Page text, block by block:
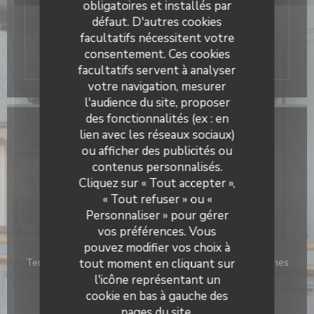
obligatoires et installés par
défaut. D'autres cookies
facultatifs nécessitent votre
consentement. Ces cookies
facultatifs servent à analyser
votre navigation, mesurer
l'audience du site, proposer
des fonctionnalités (ex : en
lien avec les réseaux sociaux)
ou afficher des publicités ou
contenus personnalisés.
Cliquez sur « Tout accepter »,
« Tout refuser » ou «
Personnaliser » pour gérer
vos préférences. Vous
pouvez modifier vos choix à
tout moment en cliquant sur
l'icône représentant un
cookie en bas à gauche des
de Décathlon campus, et à proximité du
stade Pierre Mauroy et d’Auchan
Également à 10 minutes de Lille en voiture,
nous disposons d’un grand parking.
Infos pratiques
Cuisine
Française, Produits frais, Fait maison, Traditionnel
Type de restaurant
Bar Brasserie Restaurant
Services
Terrasse, Climatisation, Privatisation, Accès aux personnes
à mobilité réduite
Moyens de paiement